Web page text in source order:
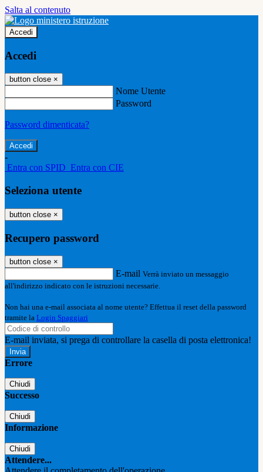
Salta al contenuto
Accedi
Accedi
button close ×
Nome Utente
Password
Password dimenticata?
-
Entra con SPID Entra con CIE
Seleziona utente
button close ×
Recupero password
button close ×
E-mail Verrà inviato un messaggio
all'indirizzo indicato con le istruzioni necessarie.
Non hai una e-mail associata al nome utente? Effettua il reset della password
tramite la Login Spaggiari
E-mail inviata, si prega di controllare la casella di posta elettronica!
Errore
Chiudi
Successo
Chiudi
Informazione
Chiudi
Attendere...